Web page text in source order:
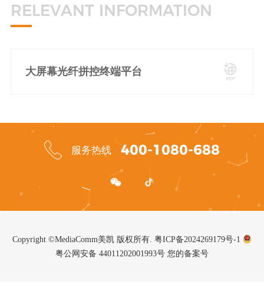
RELEVANT INFORMATION
大屏幕光纤拼控终端平台
服务热线 400-1080-688
Copyright ©MediaComm美凯 版权所有. 粤ICP备2024269179号-1
粤公网安备 44011202001993号 您的备案号